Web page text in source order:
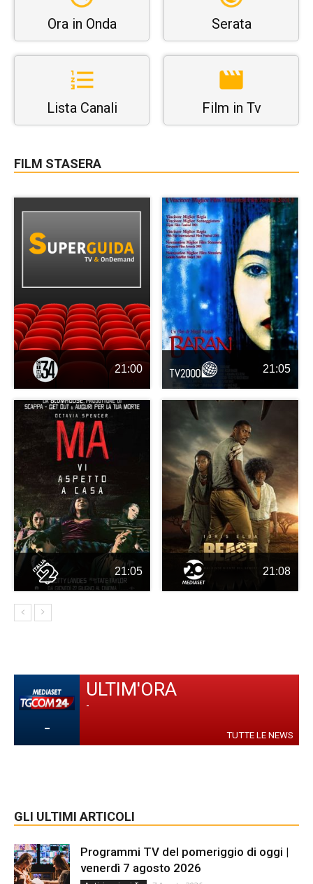
Ora in Onda Serata
Lista Canali Film in Tv
FILM STASERA
21:00 21:05
21:05 21:08
-
ULTIM'ORA
-
TUTTE LE NEWS
GLI ULTIMI ARTICOLI
Programmi TV del pomeriggio di oggi |
venerdì 7 agosto 2026